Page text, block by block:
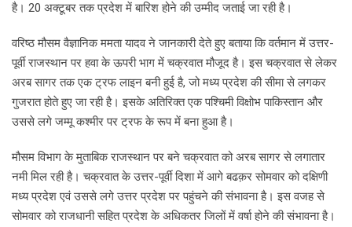
है। 20 अक्टूबर तक प्रदेश में बारिश होने की उम्मीद जताई जा रही है।
वरिष्ठ मौसम वैज्ञानिक ममता यादव ने जानकारी देते हुए बताया कि वर्तमान में उत्तर-
पूर्वी राजस्थान पर हवा के ऊपरी भाग में चक्रवात मौजूद है। इस चक्रवात से लेकर
अरब सागर तक एक ट्रफ लाइन बनी हुई है, जो मध्य प्रदेश की सीमा से लगकर
गुजरात होते हुए जा रही है। इसके अतिरिक्त एक पश्चिमी विक्षोभ पाकिस्तान और
उससे लगे जम्मू कश्मीर पर ट्रफ के रूप में बना हुआ है।
मौसम विभाग के मुताबिक राजस्थान पर बने चक्रवात को अरब सागर से लगातार
नमी मिल रही है। चक्रवात के उत्तर-पूर्वी दिशा में आगे बढक़र सोमवार को दक्षिणी
मध्य प्रदेश एवं उससे लगे उत्तर प्रदेश पर पहुंचने की संभावना है। इस वजह से
सोमवार को राजधानी सहित प्रदेश के अधिकतर जिलों में वर्षा होने की संभावना है।